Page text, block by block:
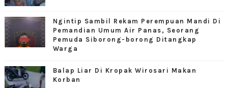
Ngintip Sambil Rekam Perempuan Mandi Di
Pemandian Umum Air Panas, Seorang
Pemuda Siborong-borong Ditangkap
Warga
Balap Liar Di Kropak Wirosari Makan
Korban